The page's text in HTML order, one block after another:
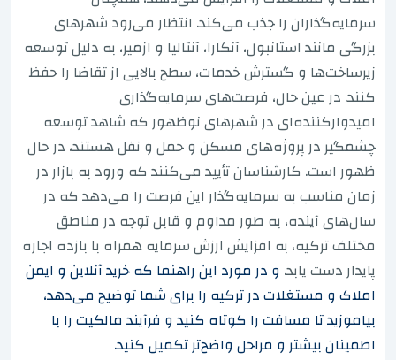
سرمایه‌گذاران را جذب می‌کند. انتظار می‌رود شهرهای
بزرگی مانند استانبول، آنکارا، آنتالیا و ازمیر، به دلیل توسعه
زیرساخت‌ها و گسترش خدمات، سطح بالایی از تقاضا را حفظ
کنند. در عین حال، فرصت‌های سرمایه‌گذاری
امیدوارکننده‌ای در شهرهای نوظهور که شاهد توسعه
چشمگیر در پروژه‌های مسکن و حمل و نقل هستند، در حال
ظهور است. کارشناسان تأیید می‌کنند که ورود به بازار در
زمان مناسب به سرمایه‌گذار این فرصت را می‌دهد که در
سال‌های آینده، به طور مداوم و قابل توجه در مناطق
مختلف ترکیه، به افزایش ارزش سرمایه همراه با بازده اجاره
پایدار دست یابد.و در مورد این راهنما که خرید آنلاین و ایمن
املاک و مستغلات در ترکیه را برای شما توضیح می‌دهد،
بیاموزید تا مسافت را کوتاه کنید و فرآیند مالکیت را با
اطمینان بیشتر و مراحل واضح‌تر تکمیل کنید.